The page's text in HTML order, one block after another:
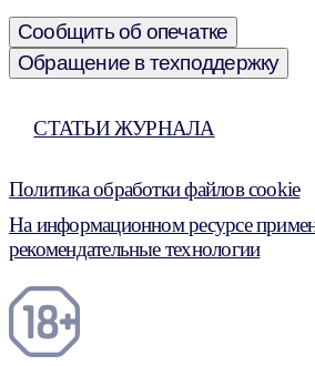
Сообщить об опечатке
Обращение в техподдержку
СТАТЬИ ЖУРНАЛА
Политика обработки файлов cookie
На информационном ресурсе
рекомендательные технологии